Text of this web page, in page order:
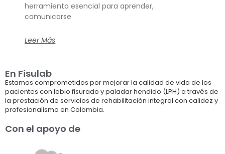
herramienta esencial para aprender,
comunicarse
Leer Más
En Fisulab
Estamos comprometidos por mejorar la calidad de vida de los
pacientes con labio fisurado y paladar hendido (LPH) a través de
la prestación de servicios de rehabilitación integral con calidez y
profesionalismo en Colombia.
Con el apoyo de